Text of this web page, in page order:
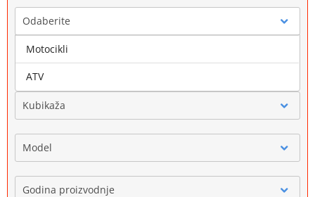
Odaberite
Marka
Kubikaža
Model
Godina proizvodnje
Motocikli
ATV